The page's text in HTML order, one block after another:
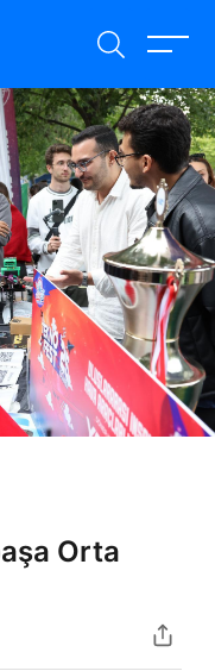
Orta